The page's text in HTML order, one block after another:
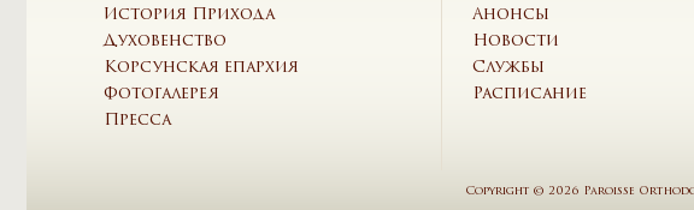
История Прихода
Духовенство
Корсунская епархия
Фотогалерея
Пресса
Анонсы
Новости
Службы
Расписание
Copyright © 2026 Paroisse